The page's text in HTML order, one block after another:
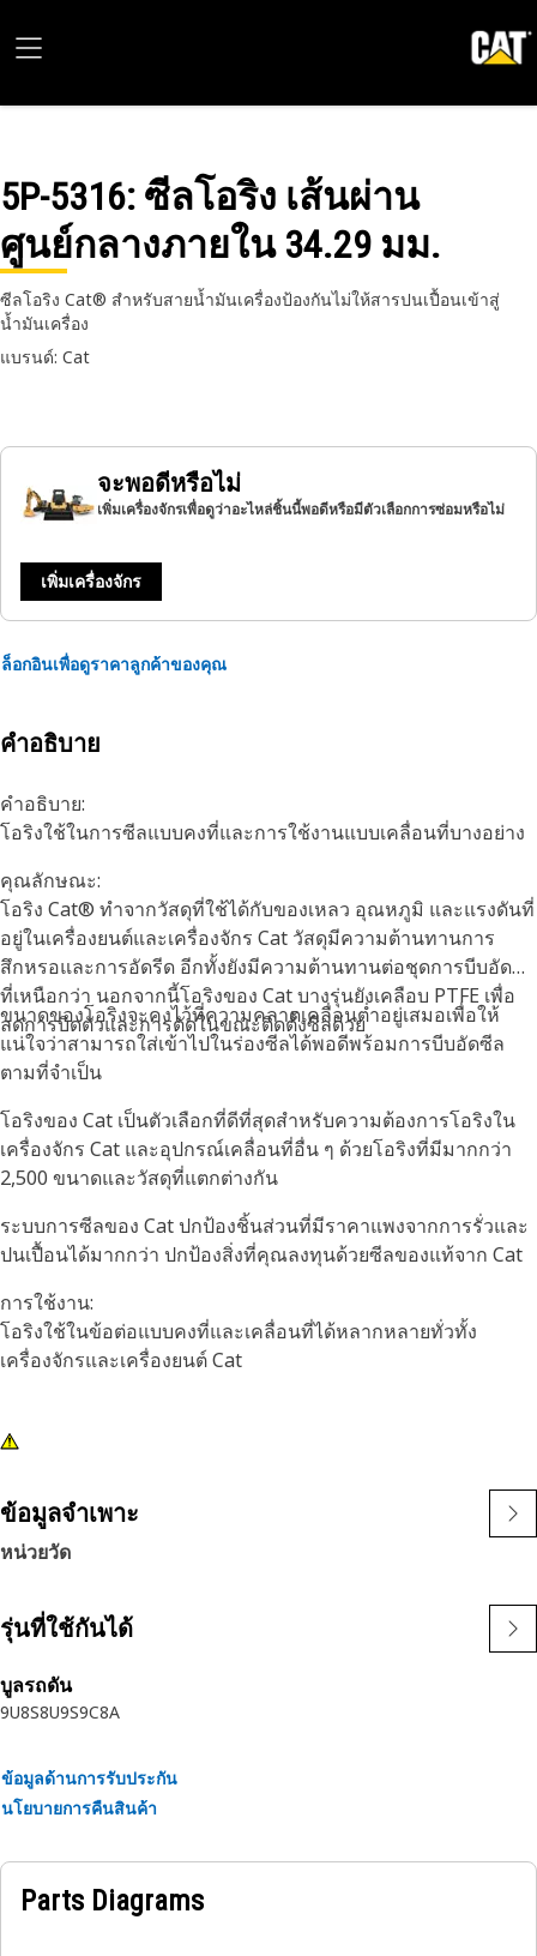
5P-5316: ซีลโอริง เส้นผ่าน
ศูนย์กลางภายใน 34.29 มม.
ซีลโอริง Cat® สําหรับสายน้ำมันเครื่องป้องกันไม่ให้สารปนเปื้อนเข้าสู่
น้ำมันเครื่อง
แบรนด์: Cat
จะพอดีหรือไม่
เพิ่มเครื่องจักรเพื่อดูว่าอะไหล่ชิ้นนี้พอดีหรือมีตัวเลือกการซ่อมหรือไม่
เพิ่มเครื่องจักร
ล็อกอินเพื่อดูราคาลูกค้าของคุณ
คำอธิบาย
คำอธิบาย:
โอริงใช้ในการซีลแบบคงที่และการใช้งานแบบเคลื่อนที่บางอย่าง
คุณลักษณะ:
โอริง Cat® ทำจากวัสดุที่ใช้ได้กับของเหลว อุณหภูมิ และแรงดันที่
อยู่ในเครื่องยนต์และเครื่องจักร Cat วัสดุมีความต้านทานการ
สึกหรอและการอัดรีด อีกทั้งยังมีความต้านทานต่อชุดการบีบอัดซีล
ที่เหนือกว่า นอกจากนี้โอริงของ Cat บางรุ่นยังเคลือบ PTFE เพื่อ
ลดการบิดตัวและการตัดในขณะติดตั้งซีลด้วย
ขนาดของโอริงจะคงไว้ที่ความคลาดเคลื่อนต่ำอยู่เสมอเพื่อให้
แน่ใจว่าสามารถใส่เข้าไปในร่องซีลได้พอดีพร้อมการบีบอัดซีล
ตามที่จำเป็น
โอริงของ Cat เป็นตัวเลือกที่ดีที่สุดสำหรับความต้องการโอริงใน
เครื่องจักร Cat และอุปกรณ์เคลื่อนที่อื่น ๆ ด้วยโอริงที่มีมากกว่า
2,500 ขนาดและวัสดุที่แตกต่างกัน
ระบบการซีลของ Cat ปกป้องชิ้นส่วนที่มีราคาแพงจากการรั่วและ
ปนเปื้อนได้มากกว่า ปกป้องสิ่งที่คุณลงทุนด้วยซีลของแท้จาก Cat
การใช้งาน:
โอริงใช้ในข้อต่อแบบคงที่และเคลื่อนที่ได้หลากหลายทั่วทั้ง
เครื่องจักรและเครื่องยนต์ Cat
ข้อมูลจำเพาะ
หน่วยวัด
รุ่นที่ใช้กันได้
บูลรถดัน
9U8S8U9S9C8A
ข้อมูลด้านการรับประกัน
นโยบายการคืนสินค้า
Parts Diagrams